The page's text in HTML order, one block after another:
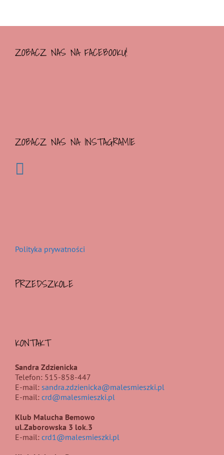
ZOBACZ NAS NA FACEBOOKU!
ZOBACZ NAS NA INSTAGRAMIE
Polityka prywatności
PRZEDSZKOLE
KONTAKT
Sandra Zdzienicka
Telefon: 515-858-447
E-mail: sandra.zdzienicka@malesmieszki.pl
E-mail: crd@malesmieszki.pl
Klub Malucha Bemowo
ul.Zaborowska 3 lok.3
E-mail: crd1@malesmieszki.pl